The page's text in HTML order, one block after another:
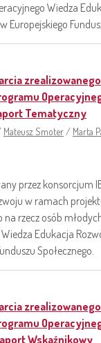
Wiedza
Europejskiego
Tematyczny
Mateusz Smoter / Marta
przez konsorcjum
w ramach
rzecz osób
Edukacja
Społecznego.
Wskaźnikowy